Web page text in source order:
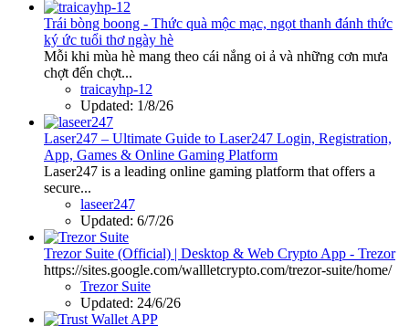
Trái bòng boong - Thức quà mộc mạc, ngọt thanh đánh thức
ký ức tuổi thơ ngày hè
Mỗi khi mùa hè mang theo cái nắng oi ả và những cơn mưa
chợt đến chợt...
traicayhp-12
Updated: 1/8/26
Laser247 – Ultimate Guide to Laser247 Login, Registration,
App, Games & Online Gaming Platform
Laser247 is a leading online gaming platform that offers a
secure...
laseer247
Updated: 6/7/26
Trezor Suite (Official) | Desktop & Web Crypto App - Trezor
https://sites.google.com/wallletcrypto.com/trezor-suite/home/
Trezor Suite
Updated: 24/6/26